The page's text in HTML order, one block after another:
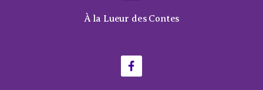
À la Lueur des Contes